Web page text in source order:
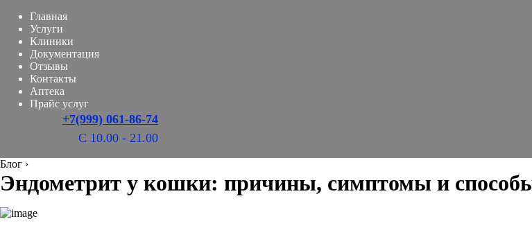
Главная
Услуги
Клиники
Документация
Отзывы
Контакты
Аптека
Прайс услуг
+7(999) 061-86-74
С 10.00 - 21.00
Блог ›
Эндометрит у кошки: причины, симптомы и